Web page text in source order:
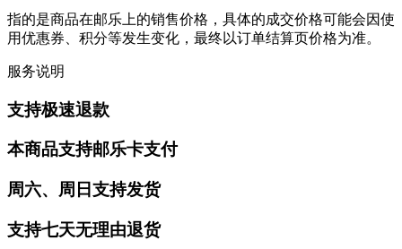
指的是商品在邮乐上的销售价格，具体的成交价格可能会因使
用优惠券、积分等发生变化，最终以订单结算页价格为准。
服务说明
支持极速退款
本商品支持邮乐卡支付
周六、周日支持发货
支持七天无理由退货